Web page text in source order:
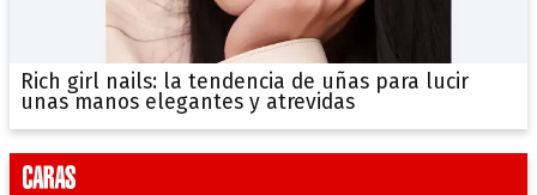
Rich girl nails: la tendencia de uñas para lucir
unas manos elegantes y atrevidas